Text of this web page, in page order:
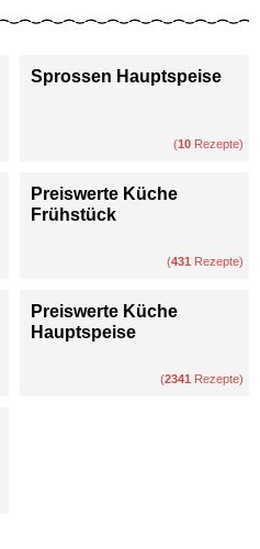
Sprossen Hauptspeise
(10 Rezepte)
Preiswerte Küche
Frühstück
(431 Rezepte)
Preiswerte Küche
Hauptspeise
(2341 Rezepte)